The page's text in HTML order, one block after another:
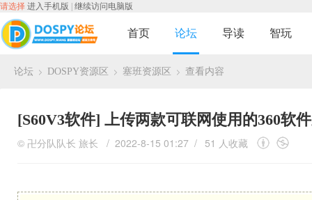
请选择 进入手机版 继续访问电脑版
首页 论坛 导读 智玩
论坛 DOSPY资源区 塞班资源区 查看内容
[S60V3软件] 上传两款可联网使用的360软
© 卍分队队长 旅长 / 2022-8-15 01:27 / 51 人收藏